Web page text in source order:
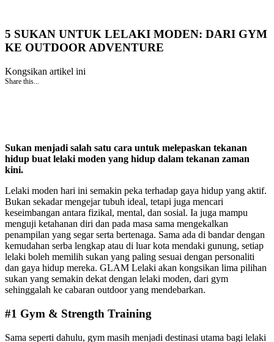
5 SUKAN UNTUK LELAKI MODEN: DARI GYM
KE OUTDOOR ADVENTURE
Kongsikan artikel ini
Share this...
Sukan menjadi salah satu cara untuk melepaskan tekanan
hidup buat lelaki moden yang hidup dalam tekanan zaman
kini.
Lelaki moden hari ini semakin peka terhadap gaya hidup yang aktif.
Bukan sekadar mengejar tubuh ideal, tetapi juga mencari
keseimbangan antara fizikal, mental, dan sosial. Ia juga mampu
menguji ketahanan diri dan pada masa sama mengekalkan
penampilan yang segar serta bertenaga. Sama ada di bandar dengan
kemudahan serba lengkap atau di luar kota mendaki gunung, setiap
lelaki boleh memilih sukan yang paling sesuai dengan personaliti
dan gaya hidup mereka. GLAM Lelaki akan kongsikan lima pilihan
sukan yang semakin dekat dengan lelaki moden, dari gym
sehinggalah ke cabaran outdoor yang mendebarkan.
#1 Gym & Strength Training
Sama seperti dahulu, gym masih menjadi destinasi utama bagi lelaki